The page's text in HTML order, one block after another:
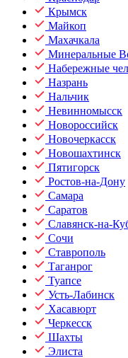
Крымск
Майкоп
Махачкала
Минеральные
Набережные
Назрань
Нальчик
Невинномысск
Новороссийск
Новочеркасск
Новошахтинск
Пятигорск
Ростов-на-Дону
Самара
Саратов
Славянск-на-
Сочи
Ставрополь
Таганрог
Туапсе
Усть-Лабинск
Хасавюрт
Черкесск
Шахты
Элиста